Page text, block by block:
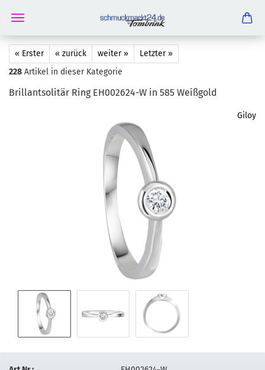
« Erster « zurück weiter »
Letzter »
228 Artikel in dieser Kategorie
Bril­lant­so­li­tär Ring EH002624-​W in 585 Weiß­gold
Giloy